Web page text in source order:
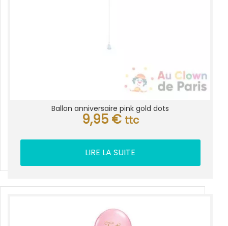
Ballon anniversaire pink gold dots
9,95 € ttc
LIRE LA SUITE